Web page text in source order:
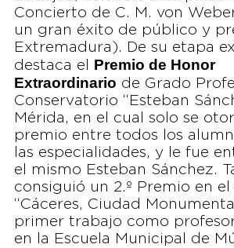
Concierto de C. M. von
un gran éxito de público y
Extremadura). De su etapa
destaca el Premio de Honor
Extraordinario de Grado
Conservatorio “Esteban
Mérida, en el cual solo se
premio entre todos los
las especialidades, y le fue
el mismo Esteban Sánchez.
consiguió un 2.º Premio en el
“Cáceres, Ciudad
primer trabajo como
en la Escuela Municipal de